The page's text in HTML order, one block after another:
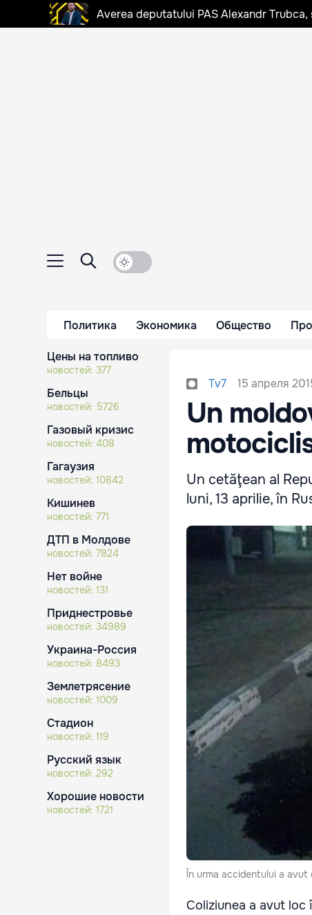
Averea deputatului PAS Alexandr
Политика Экономика Общество
Цены на топливо
новостей: 377
Бельцы
новостей: 5726
Газовый кризис
новостей: 408
Гагаузия
новостей: 10842
Кишинев
новостей: 771
ДТП в Молдове
новостей: 7824
Нет войне
новостей: 131
Приднестровье
новостей: 34989
Украина-Россия
новостей: 8493
Землетрясение
новостей: 1009
Стадион
новостей: 119
Русский язык
новостей: 292
Хорошие новости
новостей: 1721
Tv7 15 апреля
Un
Un cetăţean al
luni, 13 aprilie, în
În urma accidentului a
Coliziunea a avut loc